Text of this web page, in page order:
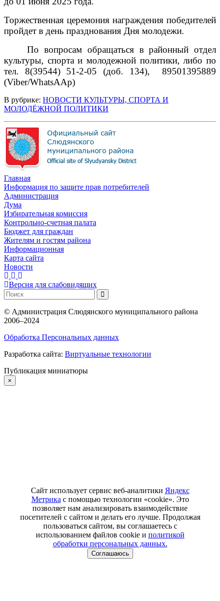
Торжественная церемония награждения победителей
пройдет в день празднования Дня молодежи.
По вопросам обращаться в районный отдел
культуры, спорта и молодежной политики, либо по
тел. 8(39544) 51-2-05 (доб. 134),
89501395889
(Viber/WhatsAAp)
В рубрике: НОВОСТИ КУЛЬТУРЫ, СПОРТА И
МОЛОДЁЖНОЙ ПОЛИТИКИ
Главная
Информация по защите прав потребителей
Администрация
Дума
Избирательная комиссия
Контрольно-счетная палата
Бюджет для граждан
Жителям и гостям района
Информационная
Карта сайта
Новости
Версия для слабовидящих
© Администрация Слюдянского муниципального района
2006–2024
Обработка Персональных данных
Разработка сайта: Виртуальные технологии
Публикация миниатюры
×
Сайт использует сервис веб-аналитики Яндекс
Метрика с помощью технологии «cookie». Это
позволяет нам анализировать взаимодействие
посетителей с сайтом и делать его лучше. Продолжая
пользоваться сайтом, вы соглашаетесь с
использованием файлов cookie и политикой
обработки персональных данных.
Соглашаюсь